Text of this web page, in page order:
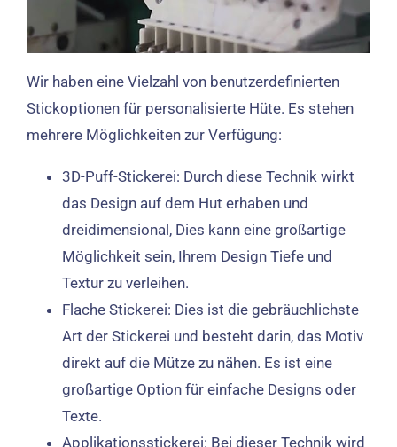
Wir haben eine Vielzahl von benutzerdefinierten
Stickoptionen für personalisierte Hüte. Es stehen
mehrere Möglichkeiten zur Verfügung:
3D-Puff-Stickerei: Durch diese Technik wirkt
das Design auf dem Hut erhaben und
dreidimensional, Dies kann eine großartige
Möglichkeit sein, Ihrem Design Tiefe und
Textur zu verleihen.
Flache Stickerei: Dies ist die gebräuchlichste
Art der Stickerei und besteht darin, das Motiv
direkt auf die Mütze zu nähen. Es ist eine
großartige Option für einfache Designs oder
Texte.
Applikationsstickerei: Bei dieser Technik wird